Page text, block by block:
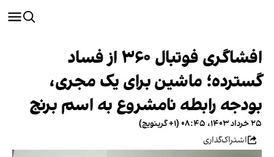
افشاگری فوتبال ۳۶۰ از فساد
گسترده؛ ماشین برای یک مجری،
بودجه رابطه نامشروع به اسم برنج
۲۵ خرداد ۱۴۰۳، ۰۸:۴۵ (‎+۱ گرینویچ)
اشتراک‌گذاری